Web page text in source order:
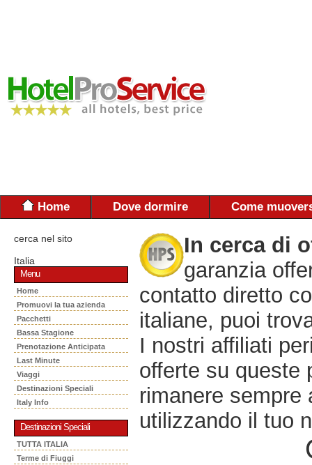
Home Dove dormire Come
cerca nel sito
Italia
Menu
Home
Promuovi la tua azienda
Pacchetti
Bassa Stagione
Prenotazione Anticipata
Last Minute
Viaggi
Destinazioni Speciali
Italy Info
Destinazioni Speciali
TUTTA ITALIA
Terme di Fiuggi
In cerca di
garanzia
contatto diretto
italiane, puoi
I nostri affiliati
offerte su queste
rimanere sempre
utilizzando il tuo